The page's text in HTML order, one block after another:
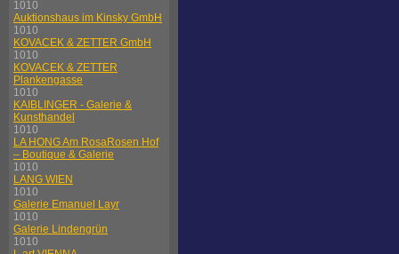
1010
Auktionshaus im Kinsky GmbH
1010
KOVACEK & ZETTER GmbH
1010
KOVACEK & ZETTER
Plankengasse
1010
KAIBLINGER - Galerie &
Kunsthandel
1010
LA HONG Am RosaRosen Hof
– Boutique & Galerie
1010
LANG WIEN
1010
Galerie Emanuel Layr
1010
Galerie Lindengrün
1010